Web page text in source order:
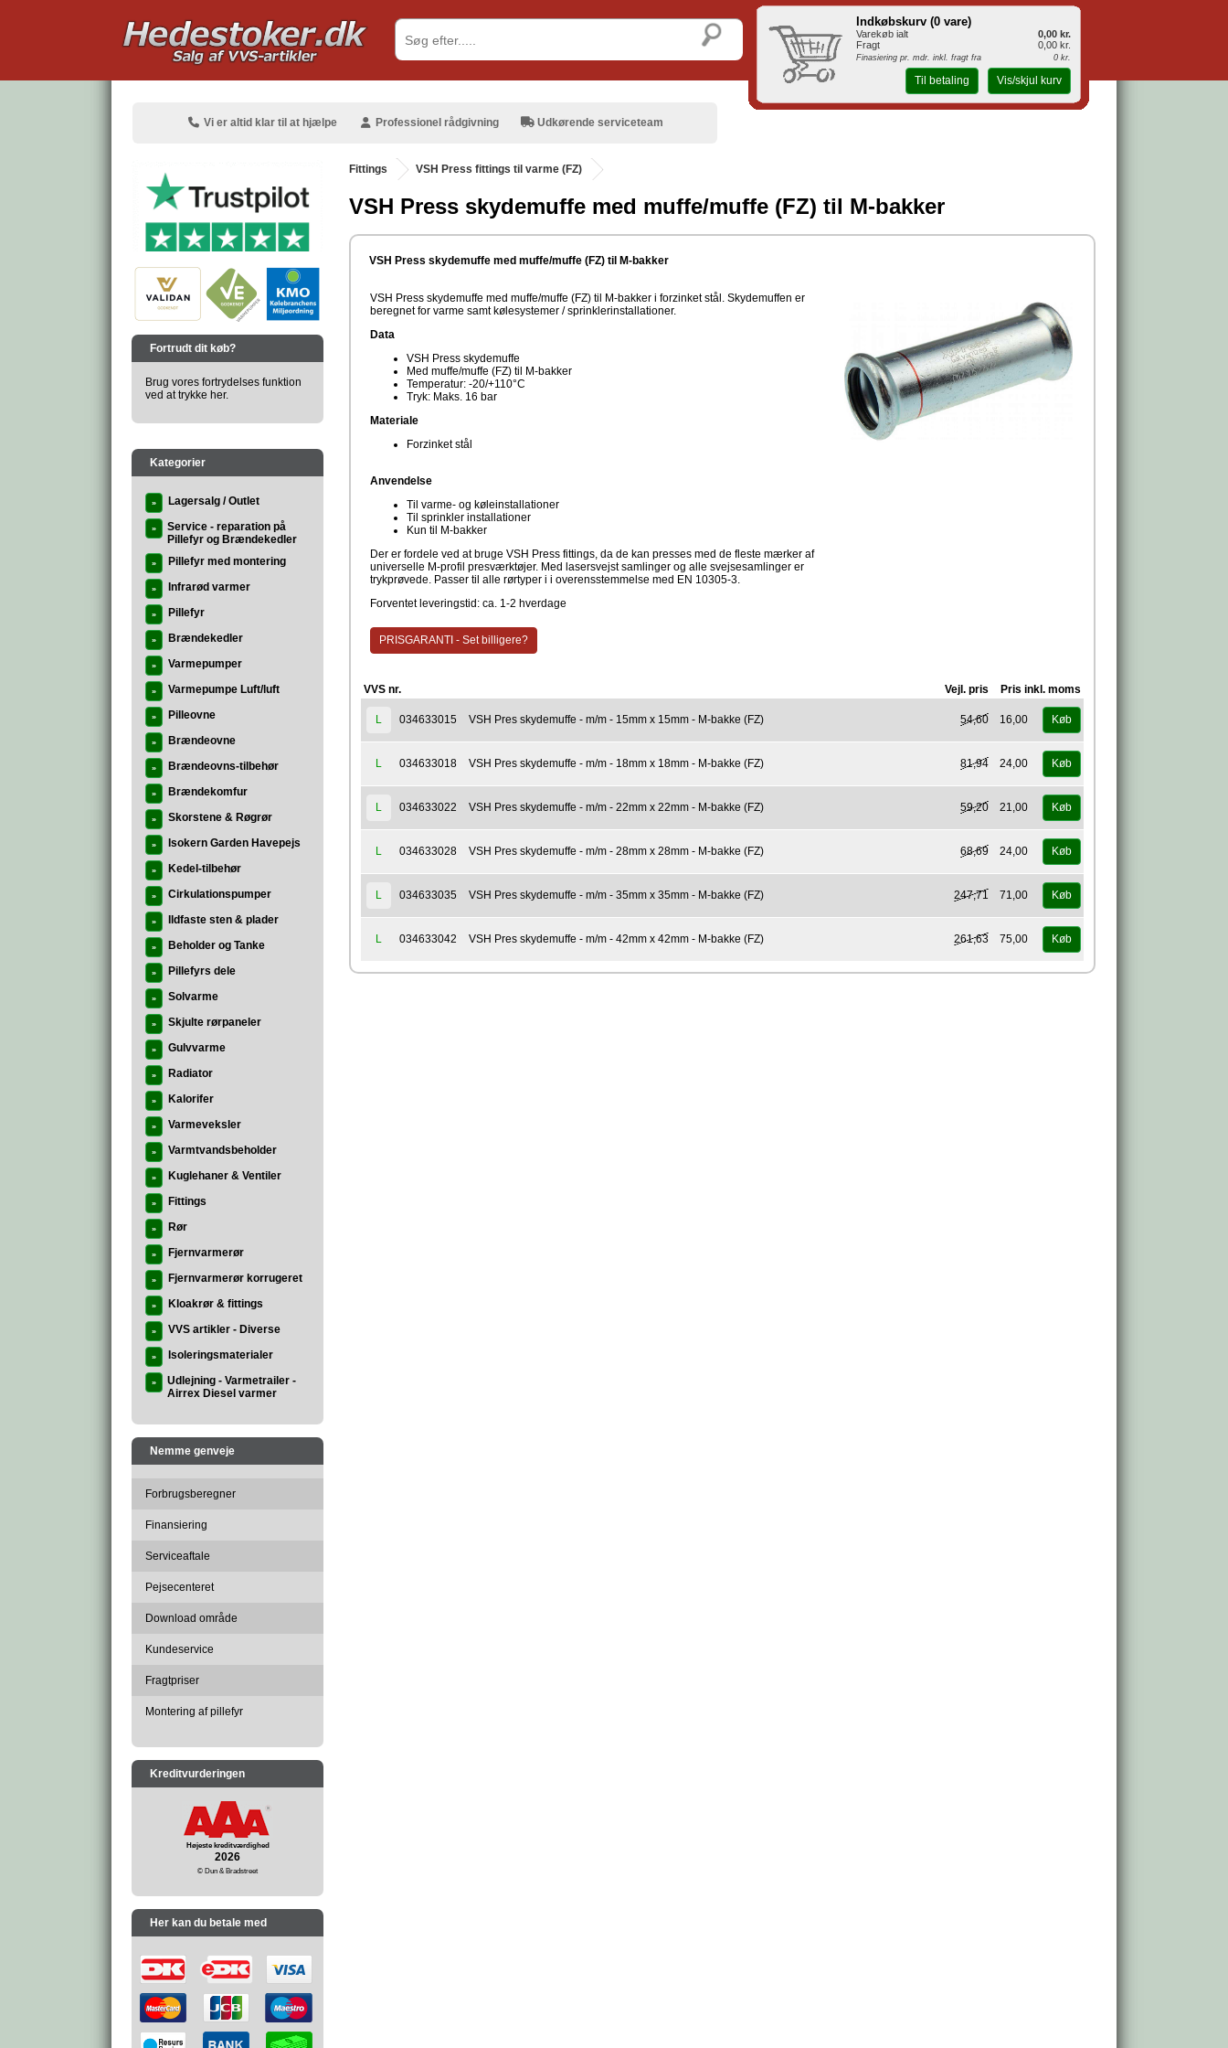
Vi er altid klar til at hjælpe Professionel rådgivning Udkørende serviceteam
Fortrudt dit køb?
Brug vores fortrydelses funktion
ved at trykke her.
Kategorier
» Lagersalg / Outlet
»
Service - reparation på
Pillefyr og Brændekedler
» Pillefyr med montering
» Infrarød varmer
» Pillefyr
» Brændekedler
» Varmepumper
» Varmepumpe Luft/luft
» Pilleovne
» Brændeovne
» Brændeovns-tilbehør
» Brændekomfur
» Skorstene & Røgrør
» Isokern Garden Havepejs
» Kedel-tilbehør
» Cirkulationspumper
» Ildfaste sten & plader
» Beholder og Tanke
» Pillefyrs dele
» Solvarme
» Skjulte rørpaneler
» Gulvvarme
» Radiator
» Kalorifer
» Varmeveksler
» Varmtvandsbeholder
» Kuglehaner & Ventiler
» Fittings
» Rør
» Fjernvarmerør
» Fjernvarmerør korrugeret
» Kloakrør & fittings
» VVS artikler - Diverse
» Isoleringsmaterialer
»
Udlejning - Varmetrailer -
Airrex Diesel varmer
Nemme genveje
Forbrugsberegner
Finansiering
Serviceaftale
Pejsecenteret
Download område
Kundeservice
Fragtpriser
Montering af pillefyr
Kreditvurderingen
Højeste kreditværdighed
2026
© Dun & Bradstreet
Her kan du betale med
Fittings VSH Press fittings til varme (FZ)
VSH Press skydemuffe med muffe/muffe (FZ) til M-bakker
VSH Press skydemuffe med muffe/muffe (FZ) til M-bakker
VSH Press skydemuffe med muffe/muffe (FZ) til M-bakker i forzinket stål. Skydemuffen er
beregnet for varme samt kølesystemer / sprinklerinstallationer.
Data
VSH Press skydemuffe
Med muffe/muffe (FZ) til M-bakker
Temperatur: -20/+110°C
Tryk: Maks. 16 bar
Materiale
Forzinket stål
Anvendelse
Til varme- og køleinstallationer
Til sprinkler installationer
Kun til M-bakker
Der er fordele ved at bruge VSH Press fittings, da de kan presses med de fleste mærker af
universelle M-profil presværktøjer. Med lasersvejst samlinger og alle svejsesamlinger er
trykprøvede. Passer til alle rørtyper i i overensstemmelse med EN 10305-3.
Forventet leveringstid: ca. 1-2 hverdage
PRISGARANTI - Set billigere?
VVS nr. Vejl. pris Pris inkl. moms
L 034633015 VSH Pres skydemuffe - m/m - 15mm x 15mm - M-bakke (FZ) 54,60 16,00 Køb
L 034633018 VSH Pres skydemuffe - m/m - 18mm x 18mm - M-bakke (FZ) 81,94 24,00 Køb
L 034633022 VSH Pres skydemuffe - m/m - 22mm x 22mm - M-bakke (FZ) 59,20 21,00 Køb
L 034633028 VSH Pres skydemuffe - m/m - 28mm x 28mm - M-bakke (FZ) 68,69 24,00 Køb
L 034633035 VSH Pres skydemuffe - m/m - 35mm x 35mm - M-bakke (FZ) 247,71 71,00 Køb
L 034633042 VSH Pres skydemuffe - m/m - 42mm x 42mm - M-bakke (FZ) 261,63 75,00 Køb
Indkøbskurv (0 vare)
Varekøb ialt
0,00 kr.
Fragt
0,00 kr.
Finasiering pr. mdr. inkl. fragt fra 0 kr.
Til betaling Vis/skjul kurv